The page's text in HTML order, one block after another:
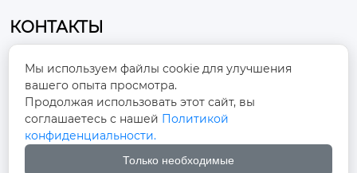
КОНТАКТЫ

район Чжоуцунь, город Цзыбо, провинция
Шаньдун
 winston-xu@hengdingfan.com
+86-13806434669
Мы используем файлы cookie для улучшения
вашего опыта просмотра.
Продолжая использовать этот сайт, вы
соглашаетесь с нашей Политикой
конфиденциальности.
Только необходимые